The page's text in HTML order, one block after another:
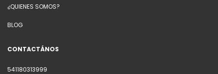
¿QUIENES SOMOS?
BLOG
CONTACTÁNOS
541180313999